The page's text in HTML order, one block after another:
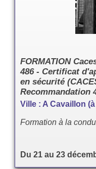
FORMATION
486 - Certificat
en sécurité
Recommandation
Ville : A Cavaillon
Formation à la
Du 21 au 23